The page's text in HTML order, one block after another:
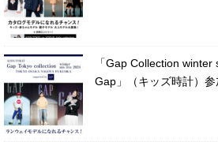
「Gap Collection
Gap」（キッズ時計）